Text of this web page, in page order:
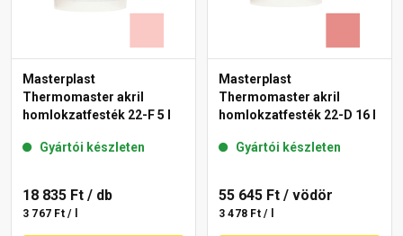
Masterplast
Thermomaster akril
homlokzatfesték 22-F 5 l
Gyártói készleten
18 835 Ft / db
3 767 Ft / l
Masterplast
Thermomaster akril
homlokzatfesték 22-D 16 l
Gyártói készleten
55 645 Ft / vödör
3 478 Ft / l